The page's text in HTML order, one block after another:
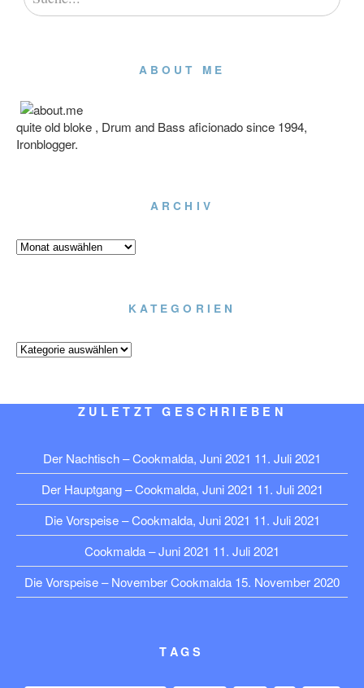
ABOUT ME
quite old bloke , Drum and Bass aficionado since 1994,
Ironblogger.
ARCHIV
Archiv
KATEGORIEN
Kategorien
ZULETZT GESCHRIEBEN
Der Nachtisch – Cookmalda, Juni 2021 11. Juli 2021
Der Hauptgang – Cookmalda, Juni 2021 11. Juli 2021
Die Vorspeise – Cookmalda, Juni 2021 11. Juli 2021
Cookmalda – Juni 2021 11. Juli 2021
Die Vorspeise – November Cookmalda 15. November 2020
TAGS